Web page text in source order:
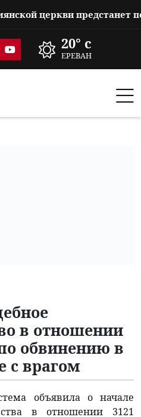
20° c
ЕРЕВАН
в отношении
обвинению в
с врагом
объявила о начале
в отношении 3121